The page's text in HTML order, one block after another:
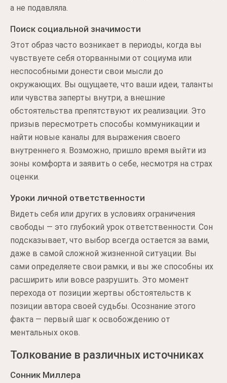
а не подавляла.
Поиск социальной значимости
Этот образ часто возникает в периоды, когда вы
чувствуете себя оторванными от социума или
неспособными донести свои мысли до
окружающих. Вы ощущаете, что ваши идеи, таланты
или чувства заперты внутри, а внешние
обстоятельства препятствуют их реализации. Это
призыв пересмотреть способы коммуникации и
найти новые каналы для выражения своего
внутреннего я. Возможно, пришло время выйти из
зоны комфорта и заявить о себе, несмотря на страх
оценки.
Уроки личной ответственности
Видеть себя или других в условиях ограничения
свободы — это глубокий урок ответственности. Сон
подсказывает, что выбор всегда остается за вами,
даже в самой сложной жизненной ситуации. Вы
сами определяете свои рамки, и вы же способны их
расширить или вовсе разрушить. Это момент
перехода от позиции жертвы обстоятельств к
позиции автора своей судьбы. Осознание этого
факта — первый шаг к освобождению от
ментальных оков.
Толкование в различных источниках
Сонник Миллера